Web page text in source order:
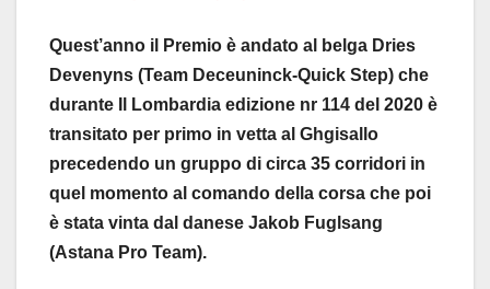
Quest’anno il Premio è andato al belga Dries
Devenyns (Team Deceuninck-Quick Step) che
durante Il Lombardia edizione nr 114 del 2020 è
transitato per primo in vetta al Ghgisallo
precedendo un gruppo di circa 35 corridori in
quel momento al comando della corsa che poi
è stata vinta dal danese Jakob Fuglsang
(Astana Pro Team).